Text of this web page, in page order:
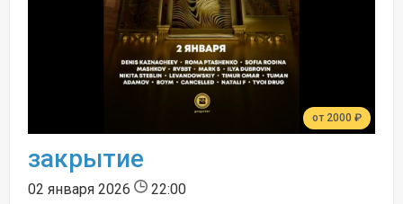
от 2000 ₽
закрытие
02 января 2026
22:00